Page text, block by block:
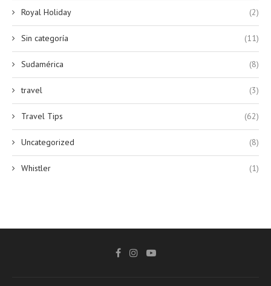
Royal Holiday (2)
Sin categoría (11)
Sudamérica (8)
travel (3)
Travel Tips (62)
Uncategorized (8)
Whistler (1)